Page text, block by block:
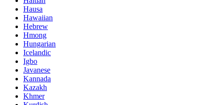
Hausa
Hawaiian
Hebrew
Hmong
Hungarian
Icelandic
Igbo
Javanese
Kannada
Kazakh
Khmer